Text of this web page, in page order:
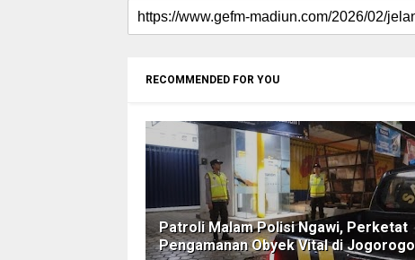
RECOMMENDED FOR YOU
Patroli Malam Polisi Ngawi, Perketat
Pengamanan Obyek Vital di Jogorogo